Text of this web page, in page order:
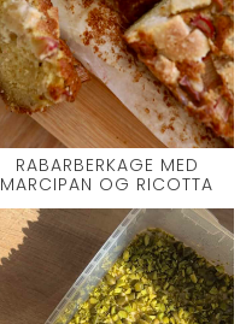
RABARBERKAGE MED
MARCIPAN OG RICOTTA